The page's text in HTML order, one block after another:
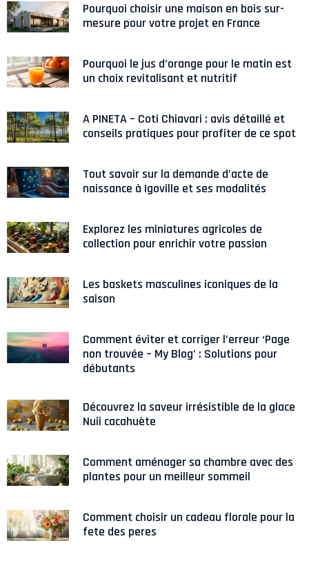
Pourquoi choisir une maison en bois sur-
mesure pour votre projet en France
Pourquoi le jus d’orange pour le matin est
un choix revitalisant et nutritif
A PINETA – Coti Chiavari : avis détaillé et
conseils pratiques pour profiter de ce spot
Tout savoir sur la demande d’acte de
naissance à Igoville et ses modalités
Explorez les miniatures agricoles de
collection pour enrichir votre passion
Les baskets masculines iconiques de la
saison
Comment éviter et corriger l’erreur ‘Page
non trouvée – My Blog’ : Solutions pour
débutants
Découvrez la saveur irrésistible de la glace
Nuii cacahuète
Comment aménager sa chambre avec des
plantes pour un meilleur sommeil
Comment choisir un cadeau florale pour la
fete des peres